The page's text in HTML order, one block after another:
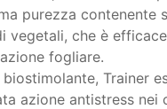
purezza contenente
vegetali, che è
fogliare.
biostimolante, Trainer
azione antistress nei